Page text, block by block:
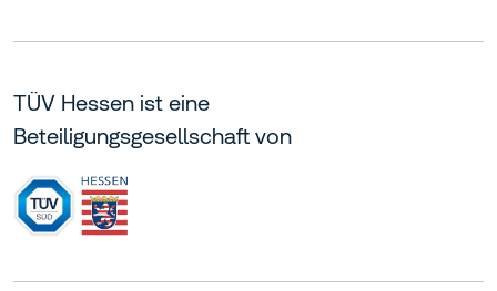
TÜV Hessen ist eine
Beteiligungsgesellschaft von